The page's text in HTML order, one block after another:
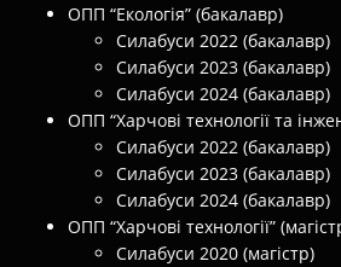
ОПП “Екологія” (бакалавр)
Силабуси 2022 (бакалавр)
Силабуси 2023 (бакалавр)
Силабуси 2024 (бакалавр)
ОПП “Харчові технології та
Силабуси 2022 (бакалавр)
Силабуси 2023 (бакалавр)
Силабуси 2024 (бакалавр)
ОПП “Харчові технології”
Силабуси 2020 (магістр)